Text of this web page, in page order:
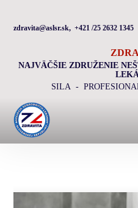
zdravita@aslsr.sk, +421 /25 2632 1345
NAJVÄČŠIE ZDRUŽENIE
SILA -